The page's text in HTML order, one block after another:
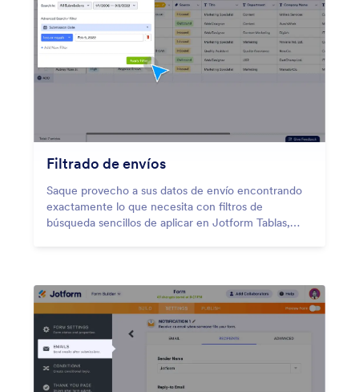
Filtrado de envíos
Saque provecho a sus datos de envío encontrando
exactamente lo que necesita con filtros de
búsqueda sencillos de aplicar en Jotform Tablas,